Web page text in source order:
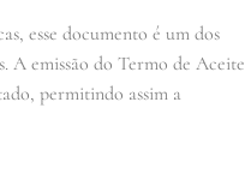
esse documento é um dos
A emissão do Termo de Aceite
permitindo assim a